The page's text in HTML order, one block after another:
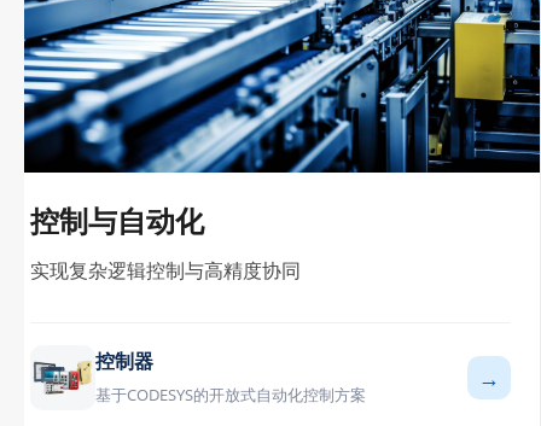
控制与自动化
实现复杂逻辑控制与高精度协同
控制器
基于CODESYS的开放式自动化控制方案
→